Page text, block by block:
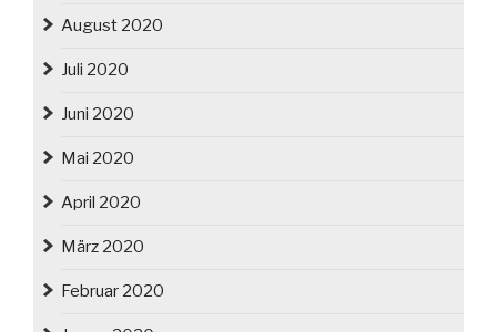
August 2020
Juli 2020
Juni 2020
Mai 2020
April 2020
März 2020
Februar 2020